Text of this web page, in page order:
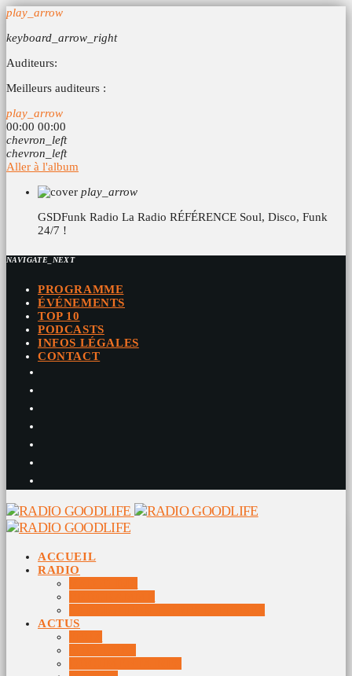
play_arrow
keyboard_arrow_right
Auditeurs:
Meilleurs auditeurs :
play_arrow
00:00 00:00
chevron_left
chevron_left
Aller à l'album
play_arrow
GSDFunk Radio La Radio RÉFÉRENCE Soul, Disco, Funk
24/7 !
NAVIGATE_NEXT
PROGRAMME
ÉVÉNEMENTS
TOP 10
PODCASTS
INFOS LÉGALES
CONTACT
ACCUEIL
RADIO
ACTUS